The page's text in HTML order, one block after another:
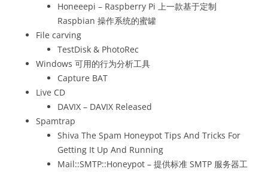
Honeeepi – Raspberry Pi 上一款基于定制
Raspbian 操作系统的蜜罐
File carving
TestDisk & PhotoRec
Windows 可用的行为分析工具
Capture BAT
Live CD
DAVIX – DAVIX Released
Spamtrap
Shiva The Spam Honeypot Tips And Tricks For
Getting It Up And Running
Mail::SMTP::Honeypot – 提供标准 SMTP 服务器工